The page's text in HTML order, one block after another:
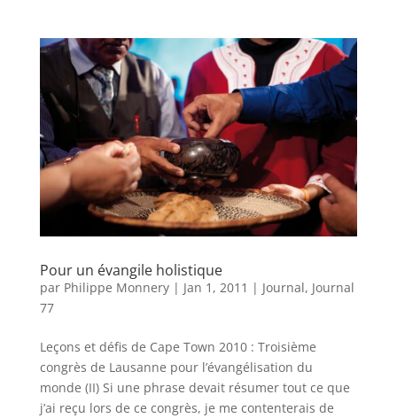
Pour un évangile holistique
par Philippe Monnery| Jan 1, 2011 | Journal, Journal
77
Leçons et défis de Cape Town 2010 : Troisième
congrès de Lausanne pour l’évangélisation du
monde (II) Si une phrase devait résumer tout ce que
j’ai reçu lors de ce congrès, je me contenterais de